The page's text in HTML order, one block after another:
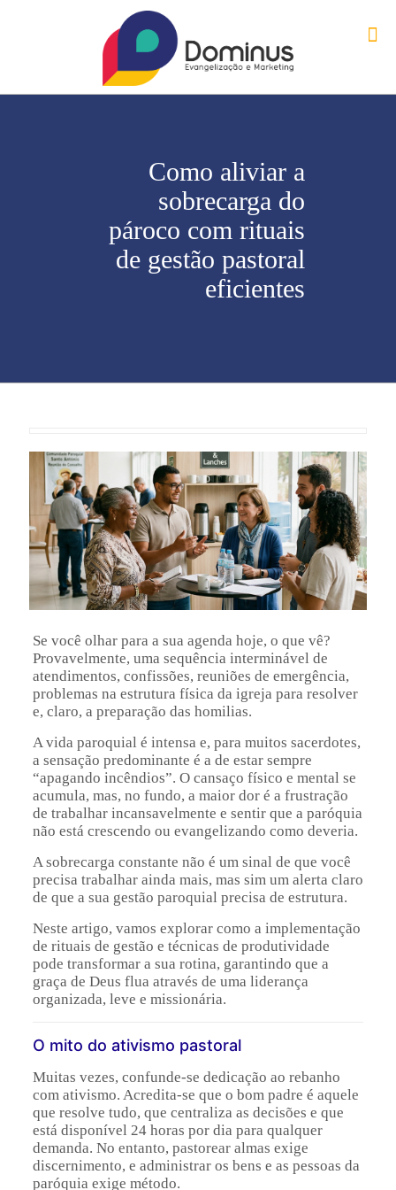
Como aliviar a
sobrecarga do
pároco com rituais
de gestão pastoral
eficientes
Se você olhar para a sua agenda hoje, o que vê?
Provavelmente, uma sequência interminável de
atendimentos, confissões, reuniões de emergência,
problemas na estrutura física da igreja para resolver
e, claro, a preparação das homilias.
A vida paroquial é intensa e, para muitos sacerdotes,
a sensação predominante é a de estar sempre
“apagando incêndios”. O cansaço físico e mental se
acumula, mas, no fundo, a maior dor é a frustração
de trabalhar incansavelmente e sentir que a paróquia
não está crescendo ou evangelizando como deveria.
A sobrecarga constante não é um sinal de que você
precisa trabalhar ainda mais, mas sim um alerta claro
de que a sua gestão paroquial precisa de estrutura.
Neste artigo, vamos explorar como a implementação
de rituais de gestão e técnicas de produtividade
pode transformar a sua rotina, garantindo que a
graça de Deus flua através de uma liderança
organizada, leve e missionária.
O mito do ativismo pastoral
Muitas vezes, confunde-se dedicação ao rebanho
com ativismo. Acredita-se que o bom padre é aquele
que resolve tudo, que centraliza as decisões e que
está disponível 24 horas por dia para qualquer
demanda. No entanto, pastorear almas exige
discernimento, e administrar os bens e as pessoas da
paróquia exige método.